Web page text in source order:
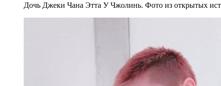
Дочь Джеки Чана Этта У Чжолинь. Фото из открытых